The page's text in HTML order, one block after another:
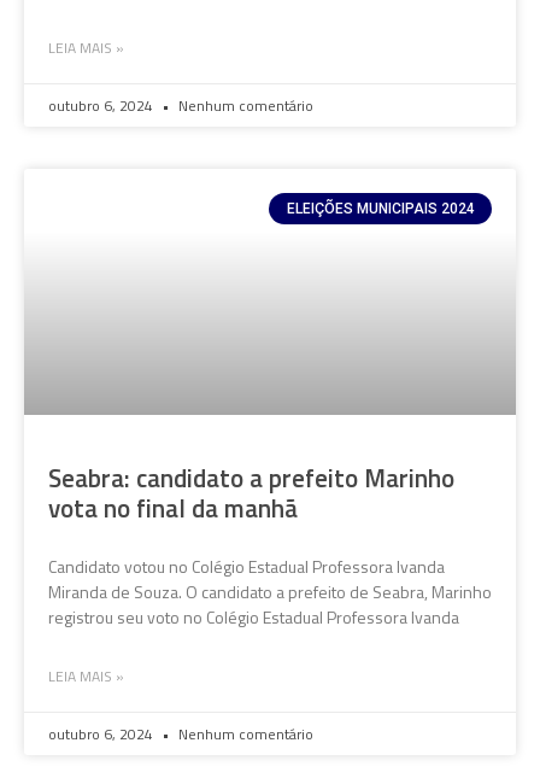
LEIA MAIS »
outubro 6, 2024 Nenhum comentário
ELEIÇÕES MUNICIPAIS 2024
Seabra: candidato a prefeito Marinho
vota no final da manhã
Candidato votou no Colégio Estadual Professora Ivanda
Miranda de Souza. O candidato a prefeito de Seabra, Marinho
registrou seu voto no Colégio Estadual Professora Ivanda
LEIA MAIS »
outubro 6, 2024 Nenhum comentário